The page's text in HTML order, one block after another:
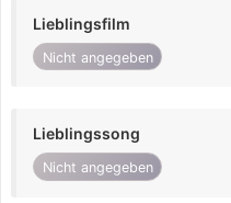
Lieblingsfilm
Nicht angegeben
Lieblingssong
Nicht angegeben